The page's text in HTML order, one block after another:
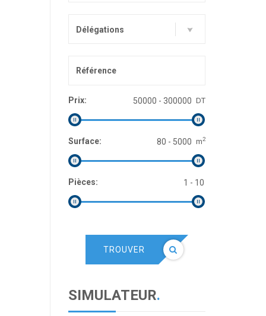
Délégations
Prix: DT
Surface: m2
Pièces:
TROUVER
SIMULATEUR.